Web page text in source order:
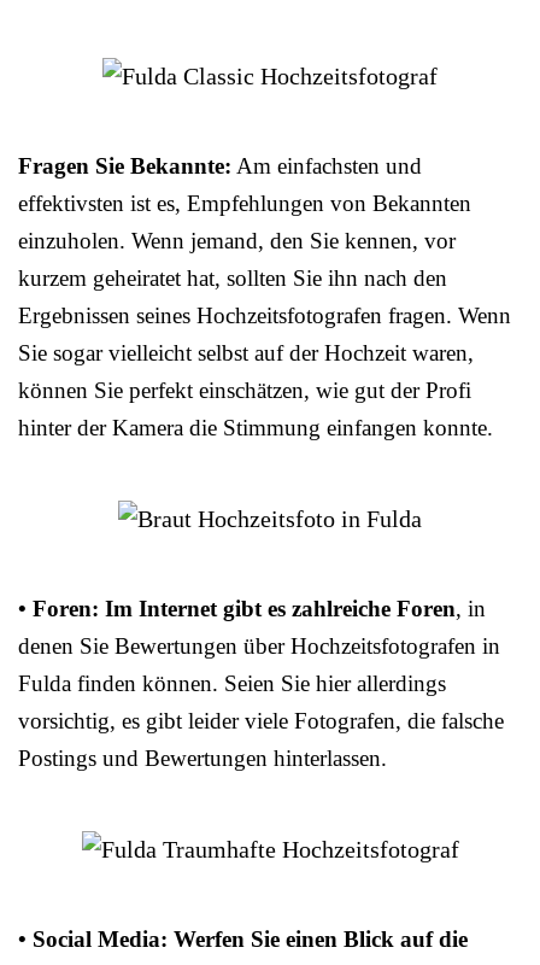
Fragen Sie Bekannte: Am einfachsten und
effektivsten ist es, Empfehlungen von Bekannten
einzuholen. Wenn jemand, den Sie kennen, vor
kurzem geheiratet hat, sollten Sie ihn nach den
Ergebnissen seines Hochzeitsfotografen fragen. Wenn
Sie sogar vielleicht selbst auf der Hochzeit waren,
können Sie perfekt einschätzen, wie gut der Profi
hinter der Kamera die Stimmung einfangen konnte.
• Foren: Im Internet gibt es zahlreiche Foren, in
denen Sie Bewertungen über Hochzeitsfotografen in
Fulda finden können. Seien Sie hier allerdings
vorsichtig, es gibt leider viele Fotografen, die falsche
Postings und Bewertungen hinterlassen.
• Social Media: Werfen Sie einen Blick auf die